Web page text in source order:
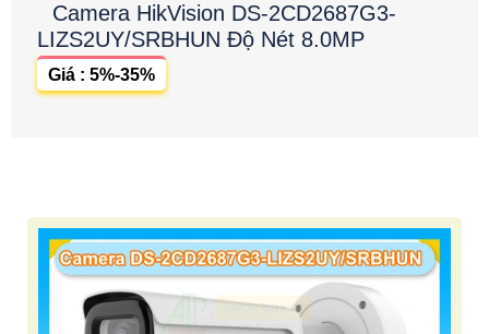
Camera HikVision DS-2CD2687G3-
LIZS2UY/SRBHUN Độ Nét 8.0MP
Giá : 5%-35%